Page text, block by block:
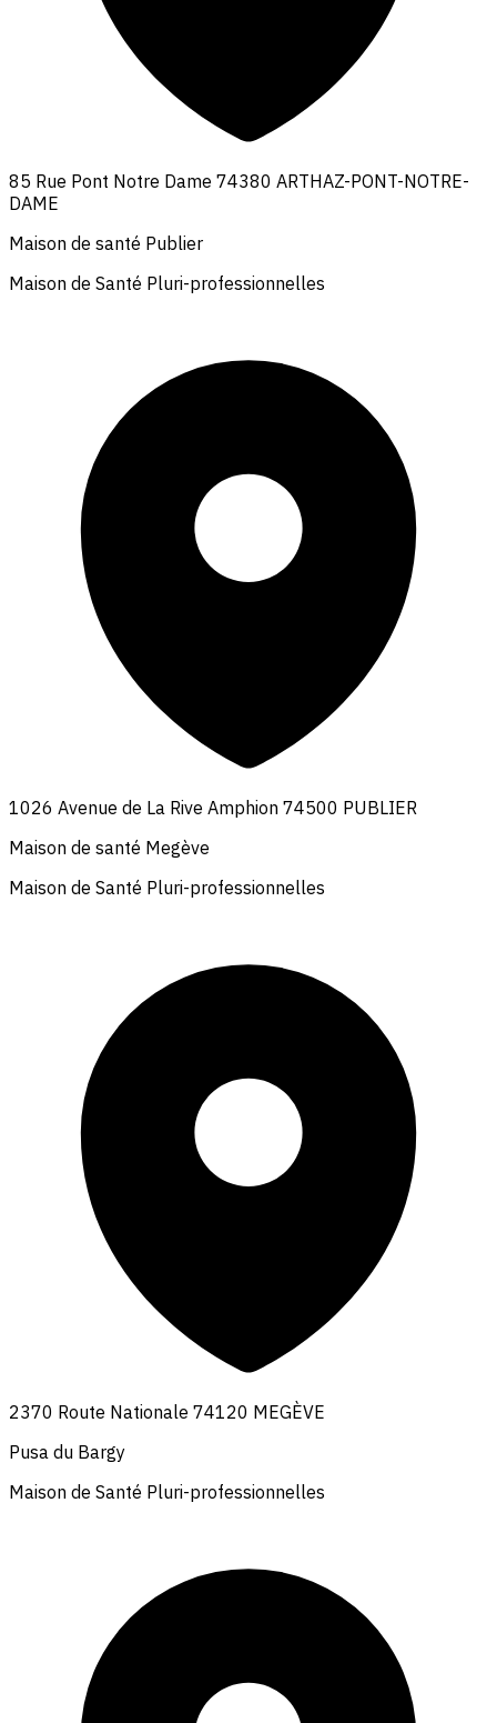
85 Rue Pont Notre Dame 74380 ARTHAZ-PONT-NOTRE-
DAME
Maison de santé Publier
Maison de Santé Pluri-professionnelles
1026 Avenue de La Rive Amphion 74500 PUBLIER
Maison de santé Megève
Maison de Santé Pluri-professionnelles
2370 Route Nationale 74120 MEGÈVE
Pusa du Bargy
Maison de Santé Pluri-professionnelles